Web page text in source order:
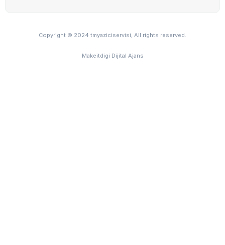
Copyright © 2024 tmyaziciservisi, All rights reserved.
Makeitdigi Dijital Ajans